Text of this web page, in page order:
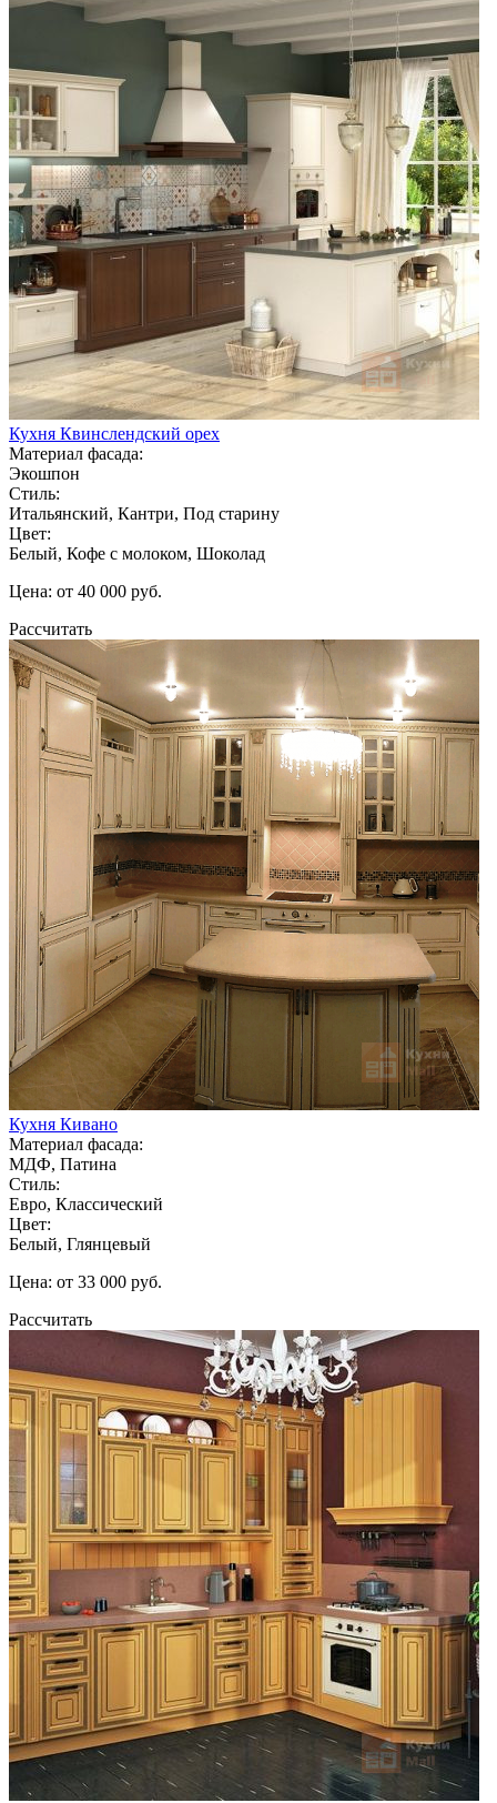
Кухня Квинслендский орех
Материал фасада:
Экошпон
Стиль:
Итальянский, Кантри, Под старину
Цвет:
Белый, Кофе с молоком, Шоколад
Цена: от 40 000 руб.
Рассчитать
Кухня Кивано
Материал фасада:
МДФ, Патина
Стиль:
Евро, Классический
Цвет:
Белый, Глянцевый
Цена: от 33 000 руб.
Рассчитать